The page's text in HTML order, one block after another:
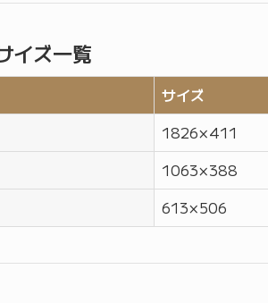
イズ一覧
サイズ
1826 × 411
1063 × 388
613 × 506